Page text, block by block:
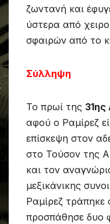
ζωντανή και
ύστερα από
σφαιρών από το
Σύλληψη
Το πρωί της
αφού ο Ραμίρεζ
επίσκεψη στον
στο Τούσον της
και τον
μεξικάνικης
Ραμίρεζ
προσπάθησε δυο